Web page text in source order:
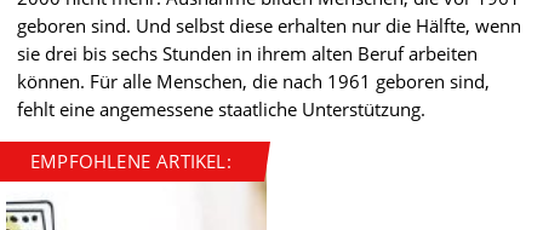
geboren sind. Und selbst diese erhalten nur die Hälfte, wenn
sie drei bis sechs Stunden in ihrem alten Beruf arbeiten
können. Für alle Menschen, die nach 1961 geboren sind,
fehlt eine angemessene staatliche Unterstützung.
EMPFOHLENE ARTIKEL: